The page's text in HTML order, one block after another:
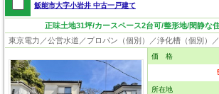
飯能市大字小岩井 中古一戸建て
正味土地31坪/カースペース2台可/整形地/閑静な
価 格
所在地